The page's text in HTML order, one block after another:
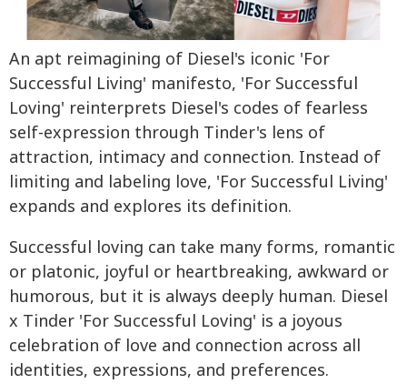
An apt reimagining of Diesel's iconic 'For
Successful Living' manifesto, 'For Successful
Loving' reinterprets Diesel's codes of fearless
self-expression through Tinder's lens of
attraction, intimacy and connection. Instead of
limiting and labeling love, 'For Successful Living'
expands and explores its definition.
Successful loving can take many forms, romantic
or platonic, joyful or heartbreaking, awkward or
humorous, but it is always deeply human. Diesel
x Tinder 'For Successful Loving' is a joyous
celebration of love and connection across all
identities, expressions, and preferences.